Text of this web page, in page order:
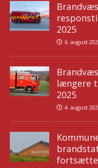
2025
6. august
længere
2025
4. august